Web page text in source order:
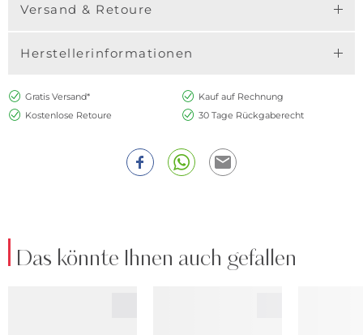
Versand & Retoure
Herstellerinformationen
Gratis Versand*
Kauf auf Rechnung
Kostenlose Retoure
30 Tage Rückgaberecht
Das könnte Ihnen auch gefallen